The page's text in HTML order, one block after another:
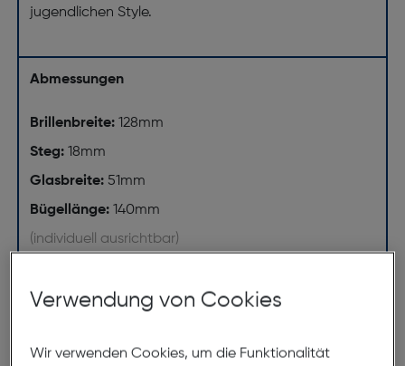
jugendlichen Style.
Abmessungen
Brillenbreite: 128mm
Steg: 18mm
Glasbreite: 51mm
Bügellänge: 140mm
(individuell ausrichtbar)
Verwendung von Cookies
Wir verwenden Cookies, um die Funktionalität